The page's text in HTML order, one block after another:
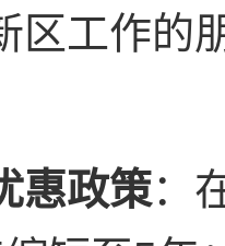
区工作的
惠政策：